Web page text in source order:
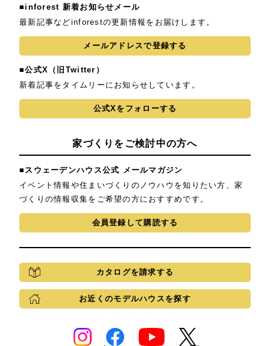
■inforest 新着お知らせメール
最新記事などinforestの更新情報をお届けします。
メールアドレスで登録する
■公式X（旧Twitter）
新着記事をタイムリーにお知らせしています。
公式Xをフォローする
家づくりをご検討中の方へ
■スウェーデンハウス公式 メールマガジン
イベント情報や住まいづくりのノウハウを知りたい方、家
づくりの情報収集をご希望の方におすすめです。
会員登録して購読する
カタログを請求する
お近くのモデルハウスを探す